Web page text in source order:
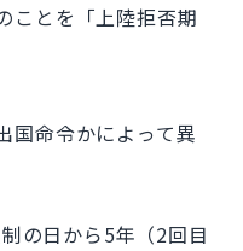
ことを「上陸拒否期
国命令かによって異
の日から5年（2回目